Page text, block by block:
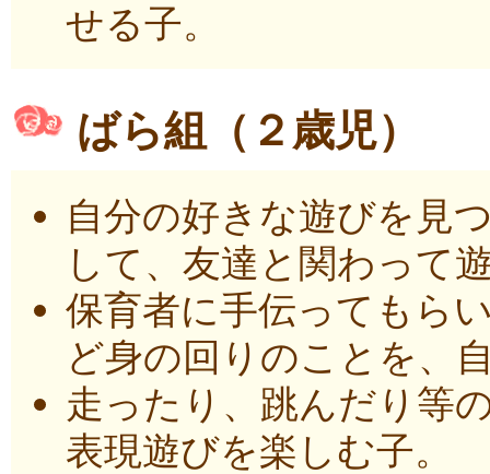
せる子。
ばら組（２歳児）
自分の好きな遊びを見
して、友達と関わって
保育者に手伝ってもら
ど身の回りのことを、
走ったり、跳んだり等
表現遊びを楽しむ子。